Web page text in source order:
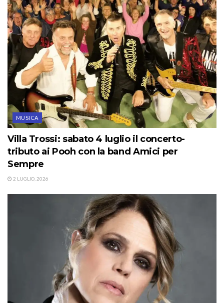
MUSICA
Villa Trossi: sabato 4 luglio il concerto-
tributo ai Pooh con la band Amici per
Sempre
2 LUGLIO, 2026